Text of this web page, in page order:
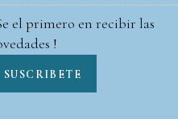
el primero en recibir las
!
SUSCRIBETE